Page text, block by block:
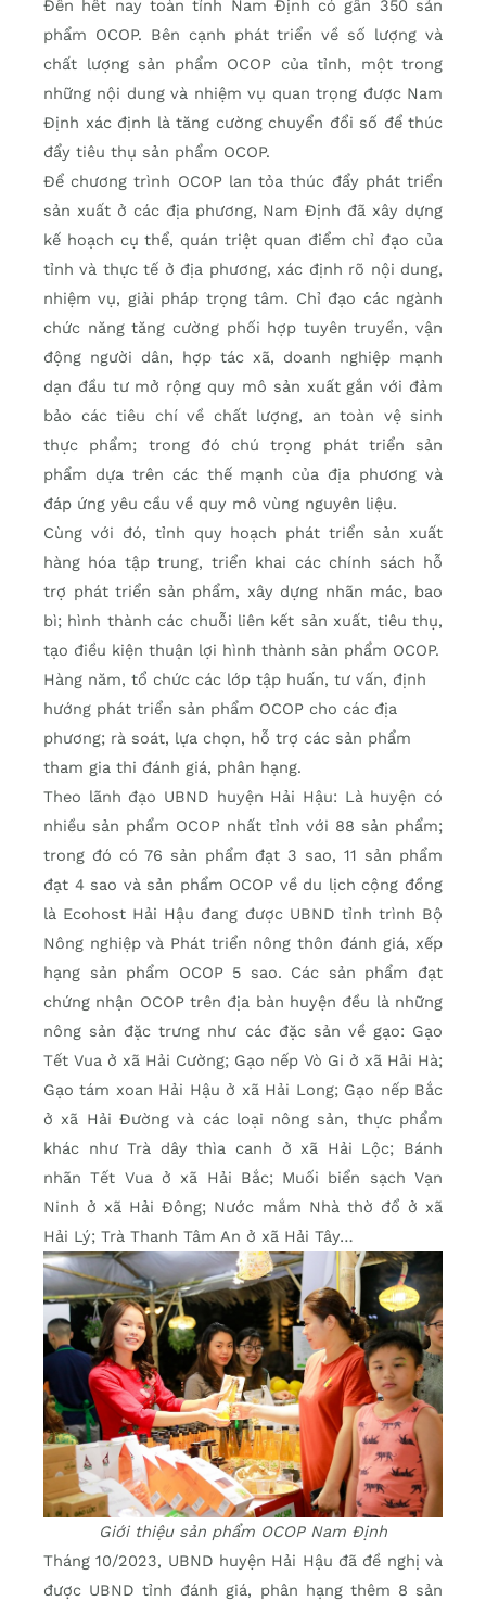
Đến hết nay toàn tỉnh Nam Định có gần 350 sản
phẩm OCOP. Bên cạnh phát triển về số lượng và
chất lượng sản phẩm OCOP của tỉnh, một trong
những nội dung và nhiệm vụ quan trọng được Nam
Định xác định là tăng cường chuyển đổi số để thúc
đẩy tiêu thụ sản phẩm OCOP.
Để chương trình OCOP lan tỏa thúc đẩy phát triển
sản xuất ở các địa phương, Nam Định đã xây dựng
kế hoạch cụ thể, quán triệt quan điểm chỉ đạo của
tỉnh và thực tế ở địa phương, xác định rõ nội dung,
nhiệm vụ, giải pháp trọng tâm. Chỉ đạo các ngành
chức năng tăng cường phối hợp tuyên truyền, vận
động người dân, hợp tác xã, doanh nghiệp mạnh
dạn đầu tư mở rộng quy mô sản xuất gắn với đảm
bảo các tiêu chí về chất lượng, an toàn vệ sinh
thực phẩm; trong đó chú trọng phát triển sản
phẩm dựa trên các thế mạnh của địa phương và
đáp ứng yêu cầu về quy mô vùng nguyên liệu.
Cùng với đó, tỉnh quy hoạch phát triển sản xuất
hàng hóa tập trung, triển khai các chính sách hỗ
trợ phát triển sản phẩm, xây dựng nhãn mác, bao
bì; hình thành các chuỗi liên kết sản xuất, tiêu thụ,
tạo điều kiện thuận lợi hình thành sản phẩm OCOP.
Hàng năm, tổ chức các lớp tập huấn, tư vấn, định
hướng phát triển sản phẩm OCOP cho các địa
phương; rà soát, lựa chọn, hỗ trợ các sản phẩm
tham gia thi đánh giá, phân hạng.
Theo lãnh đạo UBND huyện Hải Hậu: Là huyện có
nhiều sản phẩm OCOP nhất tỉnh với 88 sản phẩm;
trong đó có 76 sản phẩm đạt 3 sao, 11 sản phẩm
đạt 4 sao và sản phẩm OCOP về du lịch cộng đồng
là Ecohost Hải Hậu đang được UBND tỉnh trình Bộ
Nông nghiệp và Phát triển nông thôn đánh giá, xếp
hạng sản phẩm OCOP 5 sao. Các sản phẩm đạt
chứng nhận OCOP trên địa bàn huyện đều là những
nông sản đặc trưng như các đặc sản về gạo: Gạo
Tết Vua ở xã Hải Cường; Gạo nếp Vò Gi ở xã Hải Hà;
Gạo tám xoan Hải Hậu ở xã Hải Long; Gạo nếp Bắc
ở xã Hải Đường và các loại nông sản, thực phẩm
khác như Trà dây thìa canh ở xã Hải Lộc; Bánh
nhãn Tết Vua ở xã Hải Bắc; Muối biển sạch Vạn
Ninh ở xã Hải Đông; Nước mắm Nhà thờ đổ ở xã
Hải Lý; Trà Thanh Tâm An ở xã Hải Tây…
Giới thiệu sản phẩm OCOP Nam Định
Tháng 10/2023, UBND huyện Hải Hậu đã đề nghị và
được UBND tỉnh đánh giá, phân hạng thêm 8 sản